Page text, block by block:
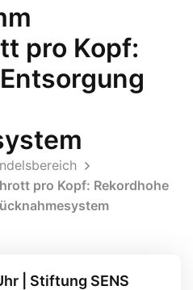
pro Kopf:
pro Kopf: Rekordhohe
| Stiftung SENS